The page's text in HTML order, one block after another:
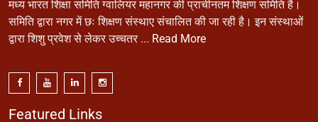
मध्य भारत शिक्षा समिति ग्वालियर महानगर की प्राचीनतम शिक्षण समिति है।